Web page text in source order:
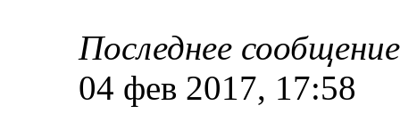
Последнее сообщение
04 фев 2017, 17:58